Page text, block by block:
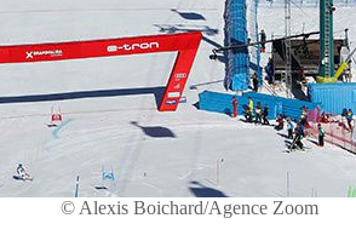
© Alexis Boichard/Agence Zoom